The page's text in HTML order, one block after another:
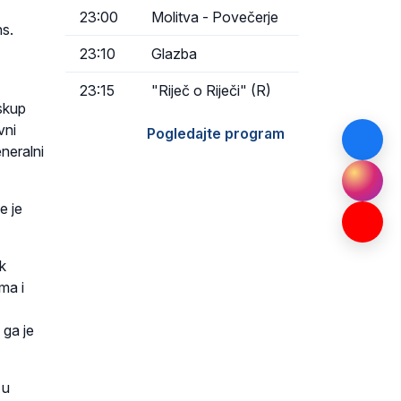
je
i
je
23:00 Molitva - Povečerje
23:10 Glazba
23:15 "Riječ o Riječi" (R)
Pogledajte program